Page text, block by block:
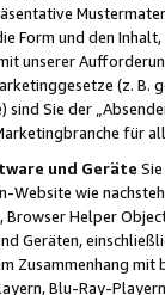
Form und den
unserer
(z. B.
Sie der
für
und Geräte
Website wie
Helper
Geräten,
Zusammenhang
Blu-Ray-